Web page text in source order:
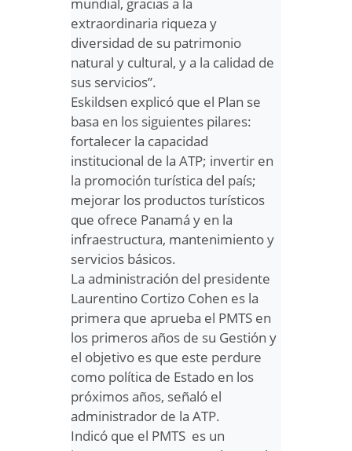
extraordinaria riqueza y
diversidad de su patrimonio
natural y cultural, y a la calidad de
sus servicios”.
Eskildsen explicó que el Plan se
basa en los siguientes pilares:
fortalecer la capacidad
institucional de la ATP; invertir en
la promoción turística del país;
mejorar los productos turísticos
que ofrece Panamá y en la
infraestructura, mantenimiento y
servicios básicos.
La administración del presidente
Laurentino Cortizo Cohen es la
primera que aprueba el PMTS en
los primeros años de su Gestión y
el objetivo es que este perdure
como política de Estado en los
próximos años, señaló el
administrador de la ATP.
Indicó que el PMTS es un